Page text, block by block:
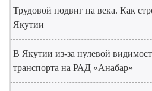
Трудовой подвиг на века. Как
Якутии
В Якутии из-за нулевой
транспорта на РАД «Анабар»